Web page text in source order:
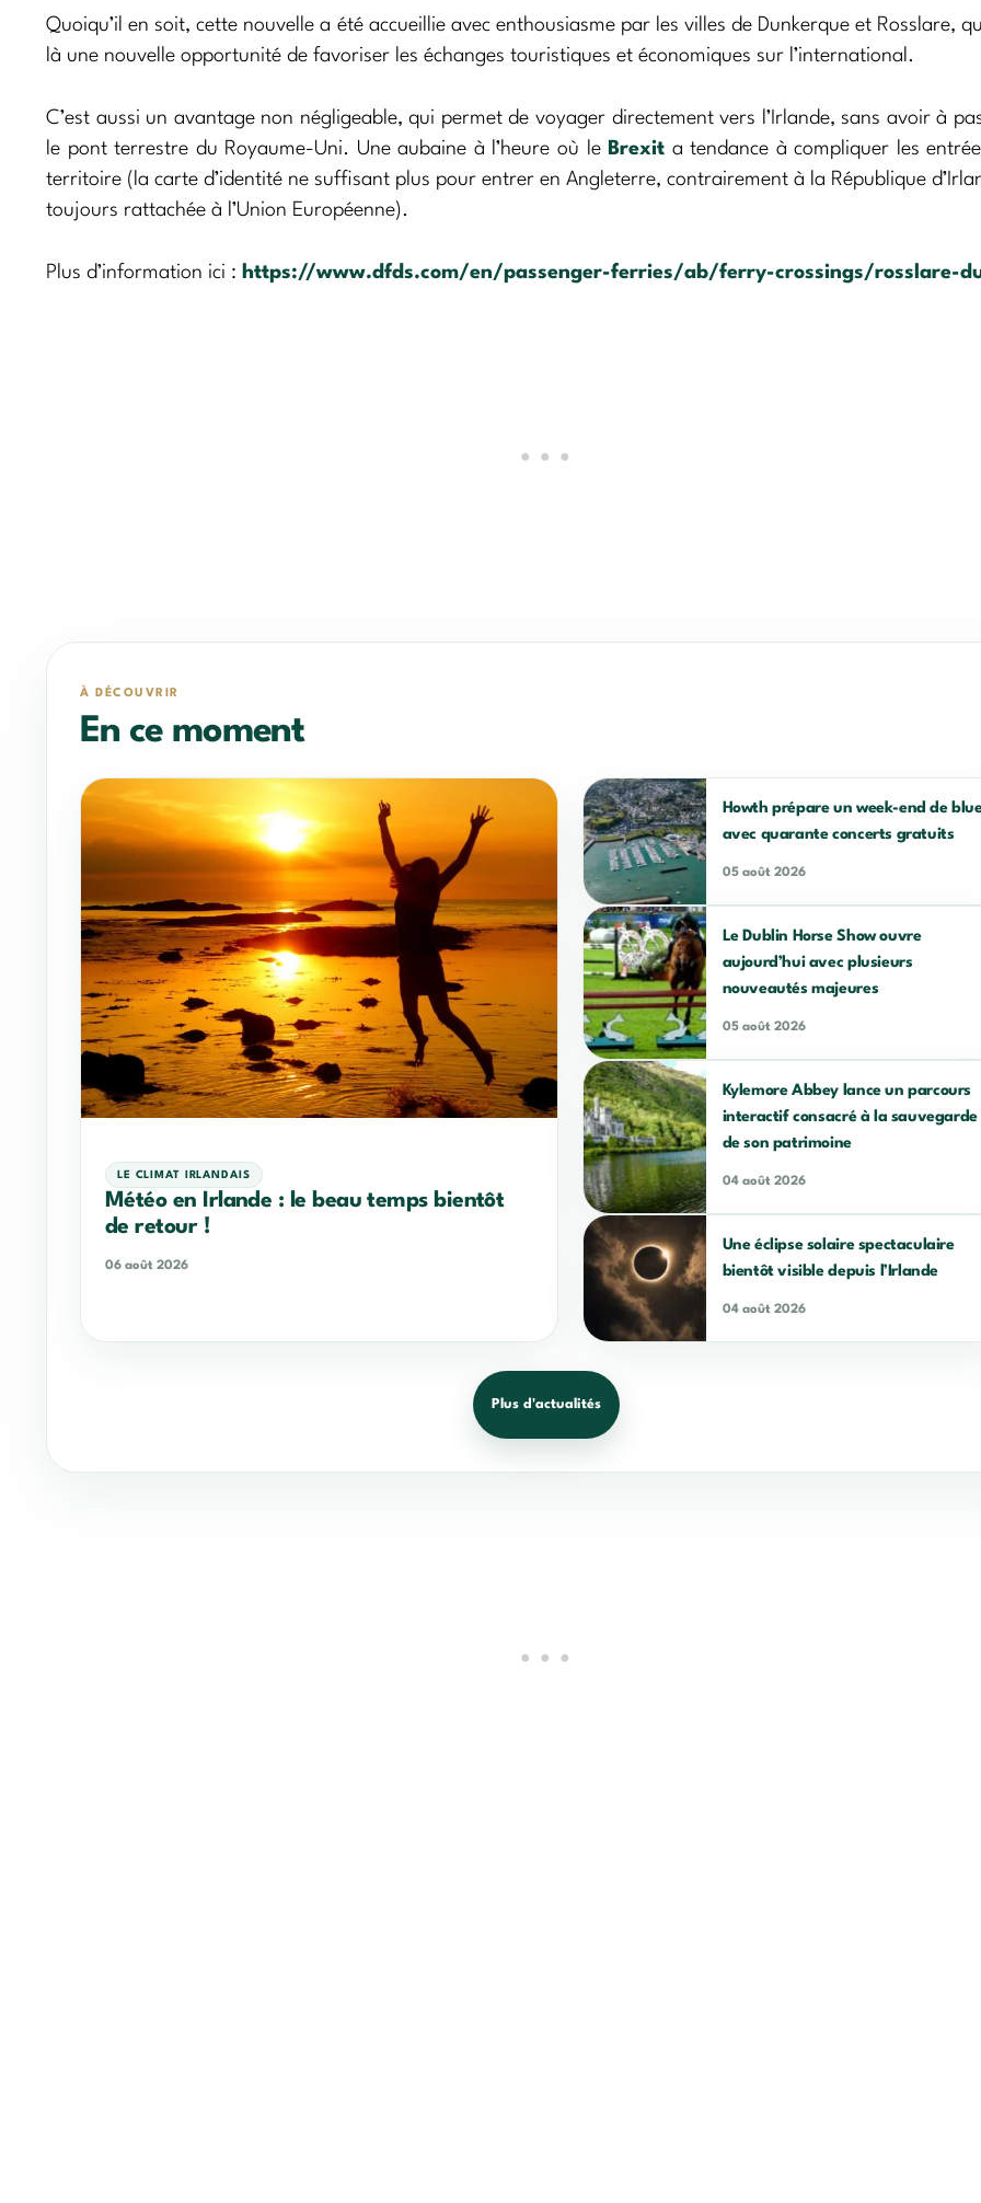
Quoiqu’il en soit, cette nouvelle a été accueillie avec enthousiasme par les villes de Dunkerque et Rosslare,
là une nouvelle opportunité de favoriser les échanges touristiques et économiques sur l’international.
C’est aussi un avantage non négligeable, qui permet de voyager directement vers l’Irlande, sans avoir à
le pont terrestre du Royaume-Uni. Une aubaine à l’heure où le Brexit a tendance à compliquer les
territoire (la carte d’identité ne suffisant plus pour entrer en Angleterre, contrairement à la République
toujours rattachée à l’Union Européenne).
Plus d’information ici : https://www.dfds.com/en/passenger-ferries/ab/ferry-crossings/rosslare-
À DÉCOUVRIR
En ce moment
LE CLIMAT IRLANDAIS
Météo en Irlande : le beau temps bientôt
de retour !
06 août 2026
Howth prépare un week-end de
avec quarante concerts gratuits
05 août 2026
Le Dublin Horse Show ouvre
aujourd’hui avec plusieurs
nouveautés majeures
05 août 2026
Kylemore Abbey lance un parcours
interactif consacré à la sauvegarde
de son patrimoine
04 août 2026
Une éclipse solaire spectaculaire
bientôt visible depuis l’Irlande
04 août 2026
Plus d'actualités